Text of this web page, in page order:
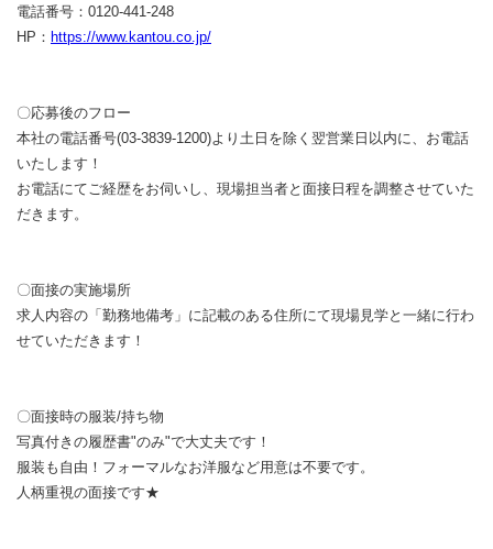
電話番号：0120-441-248
HP： https://www.kantou.co.jp/
〇応募後のフロー
本社の電話番号(03-3839-1200)より土日を除く翌営業日以内に、お電話
いたします！
お電話にてご経歴をお伺いし、現場担当者と面接日程を調整させていた
だきます。
〇面接の実施場所
求人内容の「勤務地備考」に記載のある住所にて現場見学と一緒に行わ
せていただきます！
〇面接時の服装/持ち物
写真付きの履歴書"のみ"で大丈夫です！
服装も自由！フォーマルなお洋服など用意は不要です。
人柄重視の面接です★